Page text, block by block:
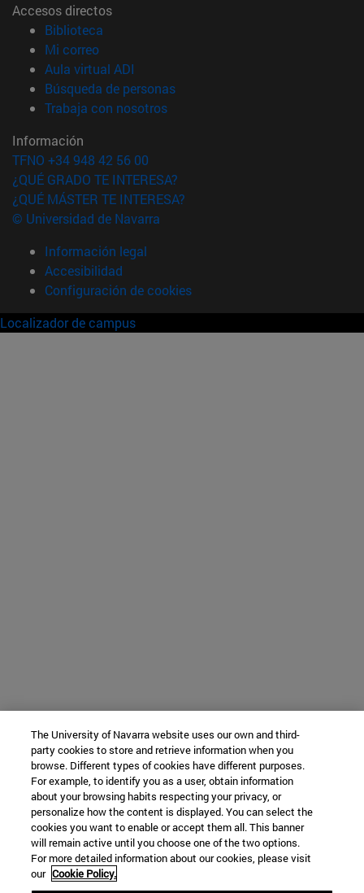
Accesos directos
Biblioteca
Mi correo(abre en nueva ventana)
Aula virtual ADI
Búsqueda de personas(abre en nueva ventana)
Trabaja con nosotros(abre en nueva ventana)
Información
TFNO +34 948 42 56 00
¿QUÉ GRADO TE INTERESA?
¿QUÉ MÁSTER TE INTERESA?
© Universidad de Navarra
Información legal
Accesibilidad
Configuración de cookies
Localizador de campus
The University of Navarra website uses our own and third-
party cookies to store and retrieve information when you
browse. Different types of cookies have different purposes.
For example, to identify you as a user, obtain information
about your browsing habits respecting your privacy, or
personalize how the content is displayed. You can select the
cookies you want to enable or accept them all. This banner
will remain active until you choose one of the two options.
For more detailed information about our cookies, please visit
our Cookie Policy.